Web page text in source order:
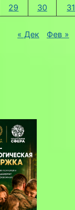
29 30 31
« Дек Фев »